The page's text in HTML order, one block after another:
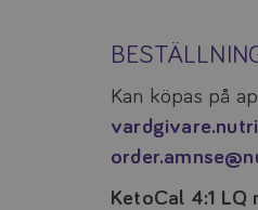
Kan köpas på
KetoCal 4:1 LQ